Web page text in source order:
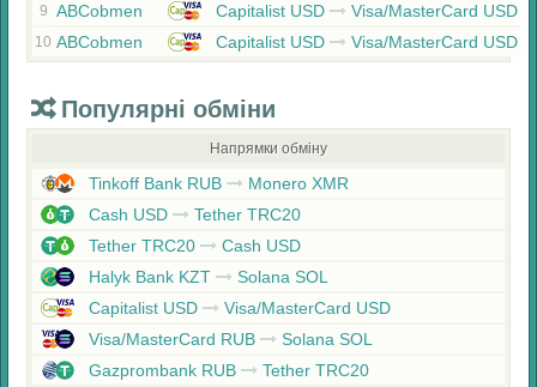
9 ABCobmen Capitalist USD Visa/MasterCard USD
10 ABCobmen Capitalist USD Visa/MasterCard USD
Популярні обміни
Напрямки обміну
Tinkoff Bank RUB
Monero XMR
Cash USD
Tether TRC20
Tether TRC20
Cash USD
Halyk Bank KZT
Solana SOL
Capitalist USD
Visa/MasterCard USD
Visa/MasterCard RUB
Solana SOL
Gazprombank RUB
Tether TRC20